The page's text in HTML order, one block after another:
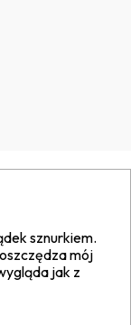
sznurkiem.
mój
jak z